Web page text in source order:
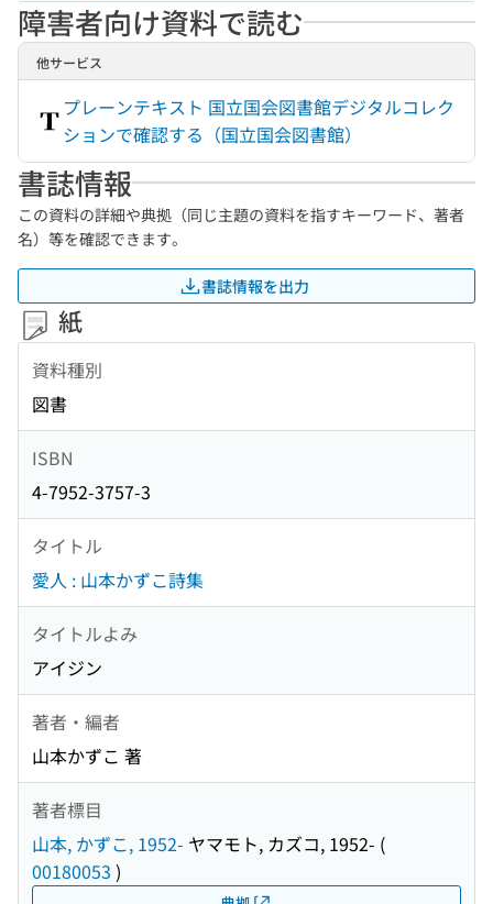
障害者向け資料で読む
他サービス
プレーンテキスト 国立国会図書館デジタルコレク
ションで確認する（国立国会図書館）
書誌情報
この資料の詳細や典拠（同じ主題の資料を指すキーワード、著者
名）等を確認できます。
書誌情報を出力
紙
資料種別
図書
ISBN
4-7952-3757-3
タイトル
愛人 : 山本かずこ詩集
タイトルよみ
アイジン
著者・編者
山本かずこ 著
著者標目
山本, かずこ, 1952- ヤマモト, カズコ, 1952- (
00180053 )